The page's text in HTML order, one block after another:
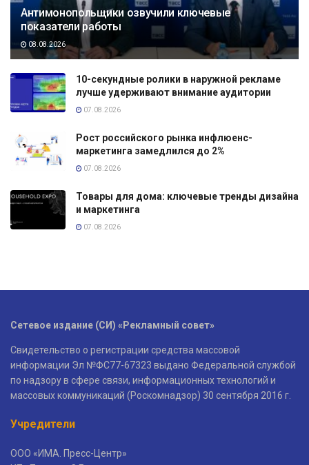
Антимонопольщики озвучили ключевые
показатели работы
08.08.2026
10-секундные ролики в наружной рекламе
лучше удерживают внимание аудитории
07.08.2026
Рост российского рынка инфлюенс-
маркетинга замедлился до 2%
07.08.2026
Товары для дома: ключевые тренды дизайна
и маркетинга
07.08.2026
Сетевое издание (СИ) «Рекламный совет»
Свидетельство о регистрации средства массовой
информации Эл №ФС77-67323 выдано Федеральной службой
по надзору в сфере связи, информационных технологий и
массовых коммуникаций (Роскомнадзор) 30 сентября 2016 г.
Учредители
ООО «ИМА. Пресс-Центр»